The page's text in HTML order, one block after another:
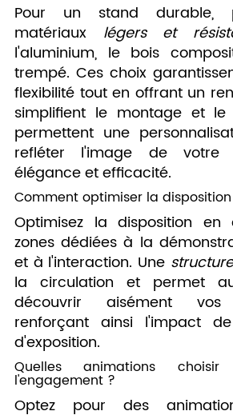
Pour un stand durable,
matériaux légers et
l'aluminium, le bois
trempé. Ces choix
flexibilité tout en offrant un
simplifient le montage et le
permettent une
refléter l'image de votre
élégance et efficacité.
Comment optimiser la
Optimisez la disposition en
zones dédiées à la
et à l'interaction. Une
la circulation et permet
découvrir aisément vos
renforçant ainsi l'impact
d'exposition.
Quelles animations
l'engagement ?
Optez pour des